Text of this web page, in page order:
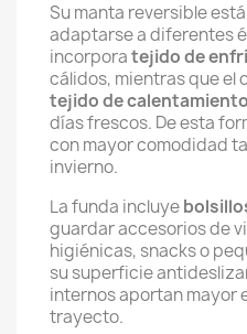
Su manta reversible
adaptarse a diferentes
incorporatejido de
cálidos, mientras que el
tejido de calentamiento
días frescos. De esta
con mayor comodidad
invierno.
La funda incluye
guardar accesorios de
higiénicas, snacks o
su superficie
internos aportan mayor
trayecto.